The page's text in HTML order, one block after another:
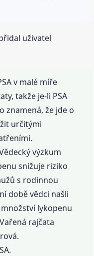
uživatel
v malé míře
takže je-li PSA
znamená, že jde o
určitými
výzkum
snižuje riziko
s rodinnou
době vědci našli
lykopenu
rajčata